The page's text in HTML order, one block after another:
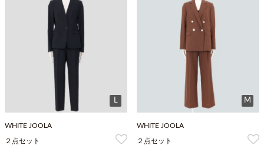
L
WHITE JOOLA
２点セット
M
WHITE JOOLA
２点セット